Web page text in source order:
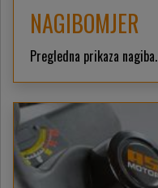
NAGIBOMJER
Pregledna prikaza nagiba.